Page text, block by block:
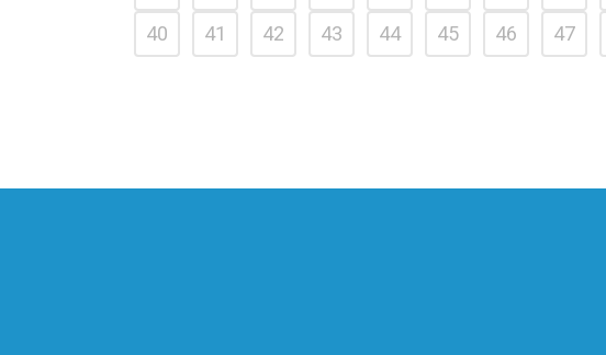
40
41 42 43 44 45 46 47